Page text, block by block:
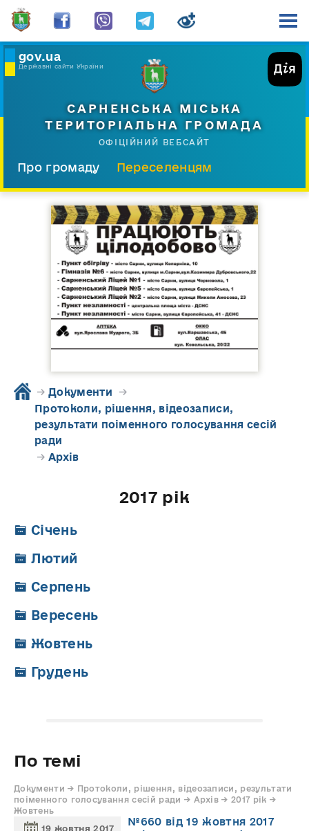
gov.ua
Державні сайти України
САРНЕНСЬКА МІСЬКА
ТЕРИТОРІАЛЬНА ГРОМАДА
ОФІЦІЙНИЙ ВЕБСАЙТ
Про громаду
Переселенцям
Прес-центр
→ Документи →
Протоколи, рішення, відеозаписи,
результати поіменного голосування сесій
ради
→ Архів
2017 рік
Січень
Лютий
Серпень
Вересень
Жовтень
Грудень
По темі
Документи → Протоколи, рішення, відеозаписи, результати
поіменного голосування сесій ради → Архів → 2017 рік →
Жовтень
19 жовтня 2017
№660 від 19 жовтня 2017